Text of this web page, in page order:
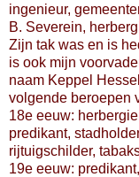
ingenieur,
B. Severein,
Zijn tak was en is
is ook mijn
naam Keppel
volgende beroepen
18e eeuw:
predikant,
rijtuigschilder,
19e eeuw: